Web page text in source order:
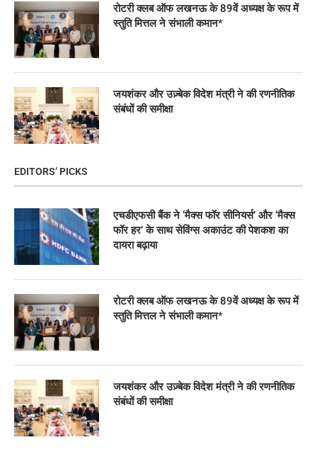
रोटरी क्लब ऑफ लखनऊ के 89वें अध्यक्ष के रूप में
स्तुति मित्तल ने संभाली कमान*
जयशंकर और उज़्बेक विदेश मंत्री ने की रणनीतिक
संबंधों की समीक्षा
EDITORS’ PICKS
एचडीएफसी बैंक ने ‘मैक्स फॉर सीनियर्स’ और ‘मैक्स
फॉर हर’ के साथ सेविंग्स अकाउंट की पेशकश का
दायरा बढ़ाया
रोटरी क्लब ऑफ लखनऊ के 89वें अध्यक्ष के रूप में
स्तुति मित्तल ने संभाली कमान*
जयशंकर और उज़्बेक विदेश मंत्री ने की रणनीतिक
संबंधों की समीक्षा